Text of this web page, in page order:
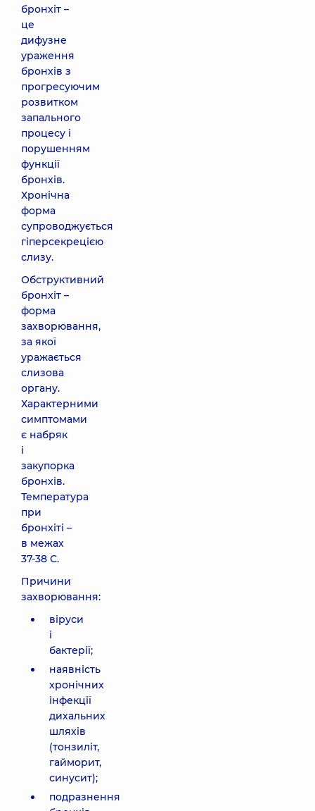
бронхіт –
це
дифузне
ураження
бронхів з
прогресуючим
розвитком
запального
процесу і
порушенням
функції
бронхів.
Хронічна
форма
супроводжується
гіперсекрецією
слизу.
Обструктивний
бронхіт –
форма
захворювання,
за якої
уражається
слизова
органу.
Характерними
симптомами
є набряк
і
закупорка
бронхів.
Температура
при
бронхіті –
в межах
37-38 С.
Причини
захворювання:
віруси
і
бактерії;
наявність
хронічних
інфекції
дихальних
шляхів
(тонзиліт,
гайморит,
синусит);
подразнення